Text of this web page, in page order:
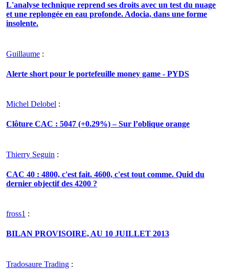
L'analyse technique reprend ses droits avec un test du nuage
et une replongée en eau profonde. Adocia, dans une forme
insolente.
Guillaume :
Alerte short pour le portefeuille money game - PYDS
Michel Delobel :
Clôture CAC : 5047 (+0.29%) – Sur l’oblique orange
Thierry Seguin :
CAC 40 : 4800, c'est fait. 4600, c'est tout comme. Quid du
dernier objectif des 4200 ?
fross1 :
BILAN PROVISOIRE, AU 10 JUILLET 2013
Tradosaure Trading :